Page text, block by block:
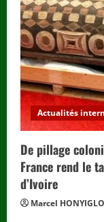
i
n
g
Actualités
De pillage
France rend le
d’Ivoire
Marcel HONYIGLO